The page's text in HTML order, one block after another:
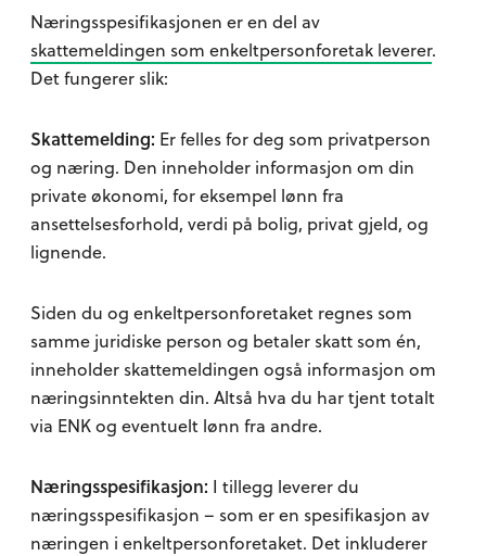
Næringsspesifikasjonen er en del av
skattemeldingen som enkeltpersonforetak leverer.
Det fungerer slik:
Skattemelding: Er felles for deg som privatperson
og næring. Den inneholder informasjon om din
private økonomi, for eksempel lønn fra
ansettelsesforhold, verdi på bolig, privat gjeld, og
lignende.
Siden du og enkeltpersonforetaket regnes som
samme juridiske person og betaler skatt som én,
inneholder skattemeldingen også informasjon om
næringsinntekten din. Altså hva du har tjent totalt
via ENK og eventuelt lønn fra andre.
Næringsspesifikasjon: I tillegg leverer du
næringsspesifikasjon – som er en spesifikasjon av
næringen i enkeltpersonforetaket. Det inkluderer